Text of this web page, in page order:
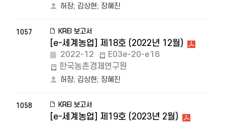
허장; 김상현; 장혜진
1057 KREI 보고서
[e-세계농업] 제18호 (2022년 12월)
2022-12
E03e-20-e18
한국농촌경제연구원
허장; 김상현; 장혜진
1058 KREI 보고서
[e-세계농업] 제19호 (2023년 2월)